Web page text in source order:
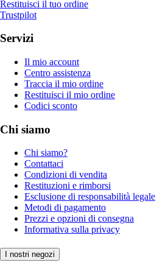
Restituisci il tuo ordine
Trustpilot
Servizi
Il mio account
Centro assistenza
Traccia il mio ordine
Restituisci il mio ordine
Codici sconto
Chi siamo
Chi siamo?
Contattaci
Condizioni di vendita
Restituzioni e rimborsi
Esclusione di responsabilità legale
Metodi di pagamento
Prezzi e opzioni di consegna
Informativa sulla privacy
I nostri negozi